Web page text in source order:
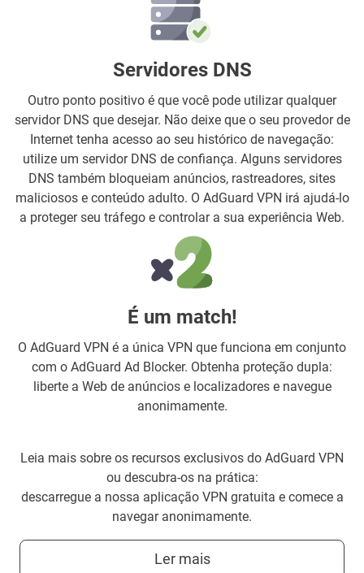
Servidores DNS
Outro ponto positivo é que você pode utilizar qualquer
servidor DNS que desejar. Não deixe que o seu provedor de
Internet tenha acesso ao seu histórico de navegação:
utilize um servidor DNS de confiança. Alguns servidores
DNS também bloqueiam anúncios, rastreadores, sites
maliciosos e conteúdo adulto. O AdGuard VPN irá ajudá-lo
a proteger seu tráfego e controlar a sua experiência Web.
É um match!
O AdGuard VPN é a única VPN que funciona em conjunto
com o AdGuard Ad Blocker. Obtenha proteção dupla:
liberte a Web de anúncios e localizadores e navegue
anonimamente.
Leia mais sobre os recursos exclusivos do AdGuard VPN
ou descubra-os na prática:
descarregue a nossa aplicação VPN gratuita e comece a
navegar anonimamente.
Ler mais